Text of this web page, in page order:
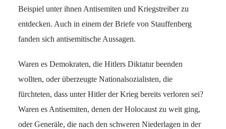
Beispiel unter ihnen Antisemiten und Kriegstreiber zu
entdecken. Auch in einem der Briefe von Stauffenberg
fanden sich antisemitische Aussagen.
Waren es Demokraten, die Hitlers Diktatur beenden
wollten, oder überzeugte Nationalsozialisten, die
fürchteten, dass unter Hitler der Krieg bereits verloren sei?
Waren es Antisemiten, denen der Holocaust zu weit ging,
oder Generäle, die nach den schweren Niederlagen in der